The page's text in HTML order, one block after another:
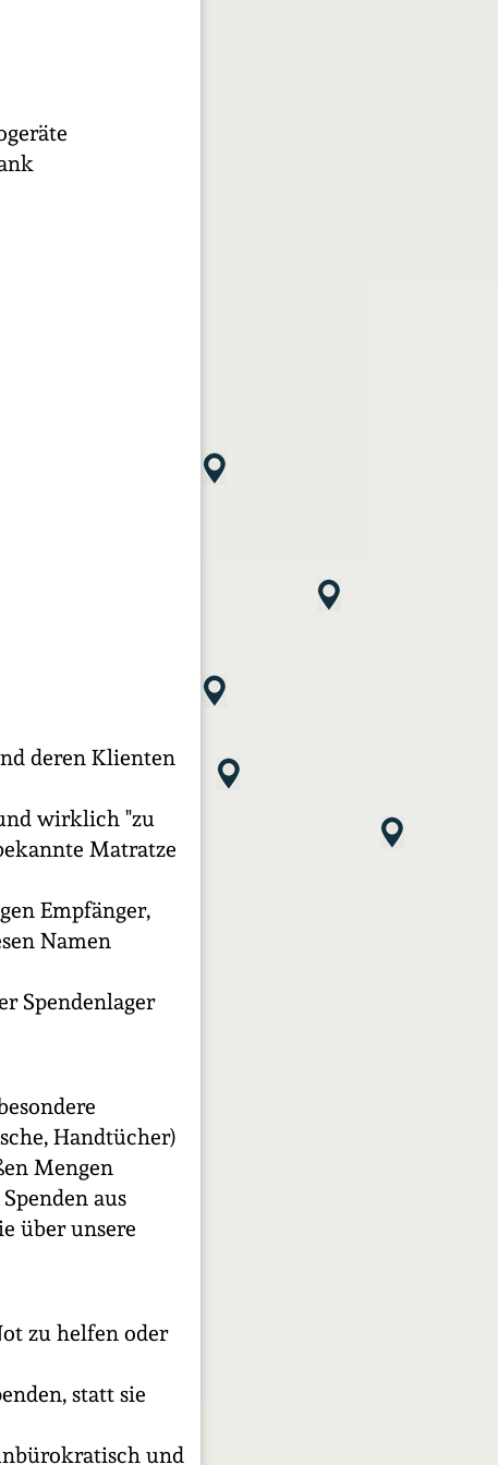
deren Klienten
wirklich "zu
Matratze
Empfänger,
Namen
Spendenlager
Handtücher)
Mengen
aus
über unsere
zu helfen oder
statt sie
und